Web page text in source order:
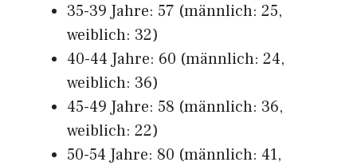
35-39 Jahre: 57 (männlich: 25,
weiblich: 32)
40-44 Jahre: 60 (männlich: 24,
weiblich: 36)
45-49 Jahre: 58 (männlich: 36,
weiblich: 22)
50-54 Jahre: 80 (männlich: 41,